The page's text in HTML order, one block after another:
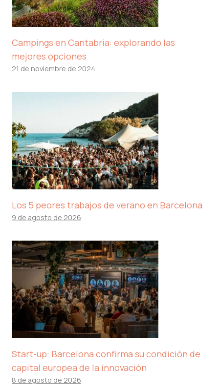
Campings en Cantabria: explorando las
mejores opciones
21 de noviembre de 2024
Los 5 peores trabajos de verano en Barcelona
9 de agosto de 2026
Start-up: Barcelona confirma su condición de
capital europea de la innovación
8 de agosto de 2026